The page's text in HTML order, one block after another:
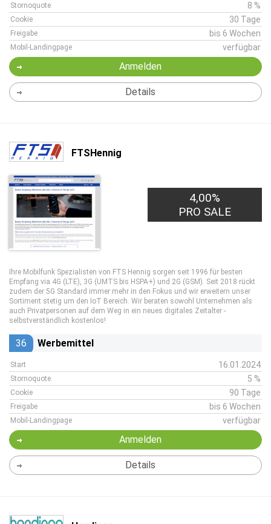
Stornoquote 8 %
Cookie 30 Tage
Freigabe bis 6 Wochen
Mobil-Landingpage verfügbar
Anmelden
Details
FTSHennig
4,00%
PRO SALE
Ihre Mobilfunk Spezialisten von FTS Hennig sorgen seit 1996 für besten
Empfang via 4G (LTE), 3G (UMTS bis HSPA+) und 2G (GSM). Seit 2018 rückt
zudem der 5G Standard immer mehr in den Fokus und wir erweitern unser
Sortiment stetig um den IoT Bereich. Wir beraten sowohl Unternehmen als
auch Privatpersonen auf dem Weg in ein neues digitales Zeitalter -
selbstverständlich kostenlos!
36 Werbemittel
Start 16.01.2024
Stornoquote 5 %
Cookie 90 Tage
Freigabe bis 6 Wochen
Mobil-Landingpage verfügbar
Anmelden
Details